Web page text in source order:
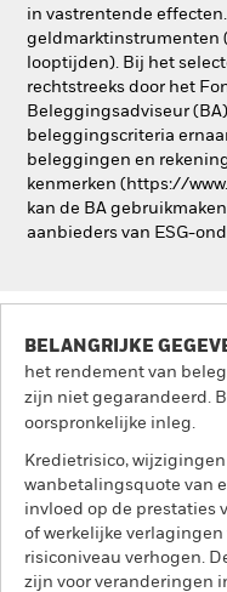
in vastrentende
geldmarktinstrumenten
looptijden). Bij het
rechtstreeks door het
Beleggingsadviseur
beleggingscriteria
beleggingen en
kenmerken (https://
kan de BA
aanbieders van ESG-
BELANGRIJKE
het rendement van
zijn niet gegarandeerd.
oorspronkelijke inleg.
Kredietrisico,
wanbetalingsquote van
invloed op de prestaties
of werkelijke
risiconiveau verhogen.
zijn voor veranderingen